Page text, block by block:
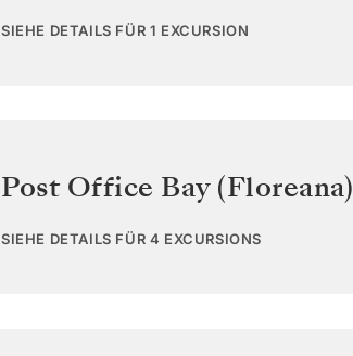
SIEHE DETAILS FÜR 1 EXCURSION
Post Office Bay (Floreana)
SIEHE DETAILS FÜR 4 EXCURSIONS